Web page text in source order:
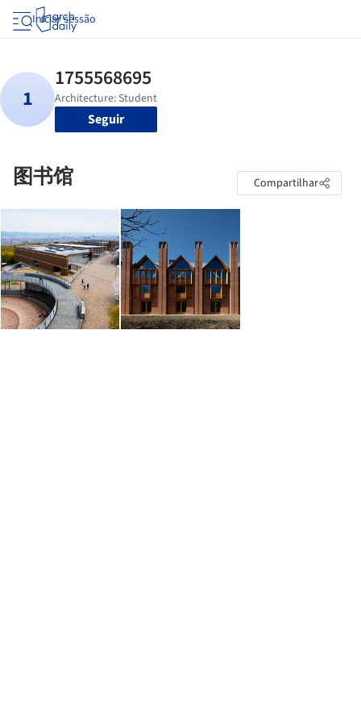
Iniciar sessão
Seguir
图书馆 Compartilhar